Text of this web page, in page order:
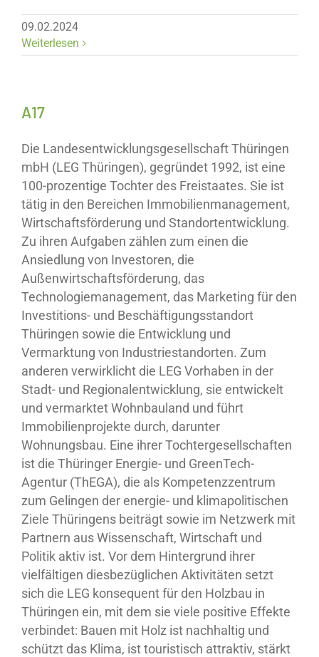
09.02.2024
Weiterlesen
A17
Die Landesentwicklungsgesellschaft Thüringen
mbH (LEG Thüringen), gegründet 1992, ist eine
100-prozentige Tochter des Freistaates. Sie ist
tätig in den Bereichen Immobilienmanagement,
Wirtschaftsförderung und Standortentwicklung.
Zu ihren Aufgaben zählen zum einen die
Ansiedlung von Investoren, die
Außenwirtschaftsförderung, das
Technologiemanagement, das Marketing für den
Investitions- und Beschäftigungsstandort
Thüringen sowie die Entwicklung und
Vermarktung von Industriestandorten. Zum
anderen verwirklicht die LEG Vorhaben in der
Stadt- und Regionalentwicklung, sie entwickelt
und vermarktet Wohnbauland und führt
Immobilienprojekte durch, darunter
Wohnungsbau. Eine ihrer Tochtergesellschaften
ist die Thüringer Energie- und GreenTech-
Agentur (ThEGA), die als Kompetenzzentrum
zum Gelingen der energie- und klimapolitischen
Ziele Thüringens beiträgt sowie im Netzwerk mit
Partnern aus Wissenschaft, Wirtschaft und
Politik aktiv ist. Vor dem Hintergrund ihrer
vielfältigen diesbezüglichen Aktivitäten setzt
sich die LEG konsequent für den Holzbau in
Thüringen ein, mit dem sie viele positive Effekte
verbindet: Bauen mit Holz ist nachhaltig und
schützt das Klima, ist touristisch attraktiv, stärkt